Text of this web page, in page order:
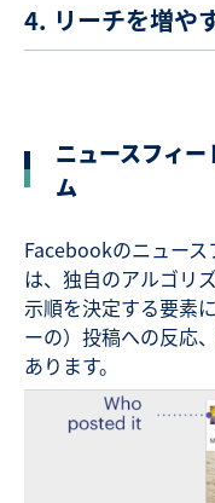
4. リーチを増や
ニュースフィ
ム
Facebookのニュー
は、独自のアルゴリ
示順を決定する要素
ーの）投稿への反応
あります。